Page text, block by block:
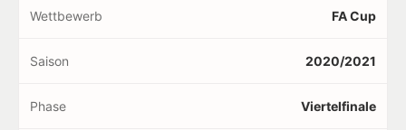
Wettbewerb FA Cup
Saison 2020/2021
Phase Viertelfinale